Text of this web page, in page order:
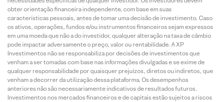
obter orientação financeira independente, com base em suas
características pessoais, antes de tomar uma decisão de investimento. Caso
os ativos, operações, fundos e/ou instrumentos financeiros sejam expressos
em uma moeda que não a do investidor, qualquer alteração na taxa de câmbio
pode impactar adversamente o preço, valor ou rentabilidade. A XP
Investimentos não se responsabiliza por decisões de investimentos que
venham a ser tomadas com base nas informações divulgadas e se exime de
qualquer responsabilidade por quaisquer prejuízos, diretos ou indiretos, que
venham a decorrer da utilização dessa plataforma. Os desempenhos
anteriores não são necessariamente indicativos de resultados futuros.
Investimentos nos mercados financeiros e de capitais estão sujeitos a riscos